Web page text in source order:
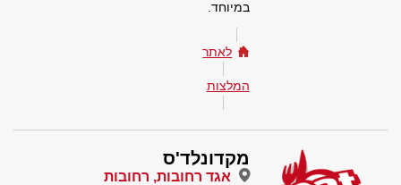
במיוחד.
לאתר
המלצות
מקדונלד'ס
אגד רחובות, רחובות